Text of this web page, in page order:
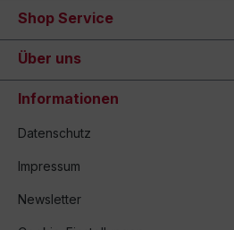
Shop Service
Über uns
Informationen
Datenschutz
Impressum
Newsletter